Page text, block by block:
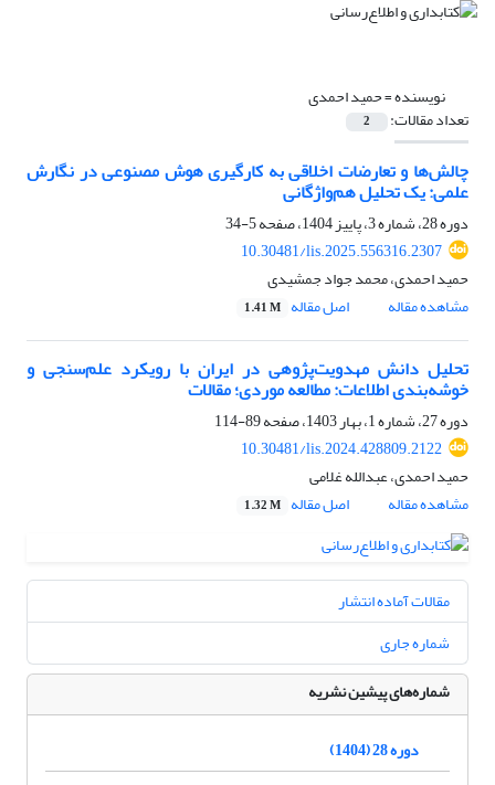
نویسنده =حمید احمدی
تعداد مقالات: 2
چالش‌ها و تعارضات اخلاقی به‌ کارگیری هوش مصنوعی در نگارش
علمی: یک تحلیل هم‌واژگانی
دوره 28، شماره 3، پاییز 1404، صفحه
5-34
10.30481/lis.2025.556316.2307
حمید احمدی، محمد جواد جمشیدی
مشاهده مقاله
اصل مقاله 1.41 M
تحلیل دانش مهدویت‌پژوهی در ایران با رویکرد علم‌سنجی و
خوشه‌بندی اطلاعات: مطالعه موردی؛ مقالات
دوره 27، شماره 1، بهار 1403، صفحه
89-114
10.30481/lis.2024.428809.2122
حمید احمدی، عبدالله غلامی
مشاهده مقاله
اصل مقاله 1.32 M
مقالات آماده انتشار
شماره جاری
شماره‌های پیشین نشریه
دوره 28 (1404)